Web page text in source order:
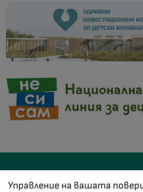
Управление на вашата